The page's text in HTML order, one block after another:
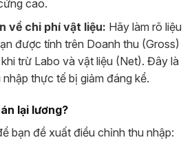
cao.
về chi phí vật liệu: Hãy làm rõ liệu
được tính trên Doanh thu (Gross)
trừ Labo và vật liệu (Net). Đây là
nhập thực tế bị giảm đáng kể.
lại lương?
bạn đề xuất điều chỉnh thu nhập: